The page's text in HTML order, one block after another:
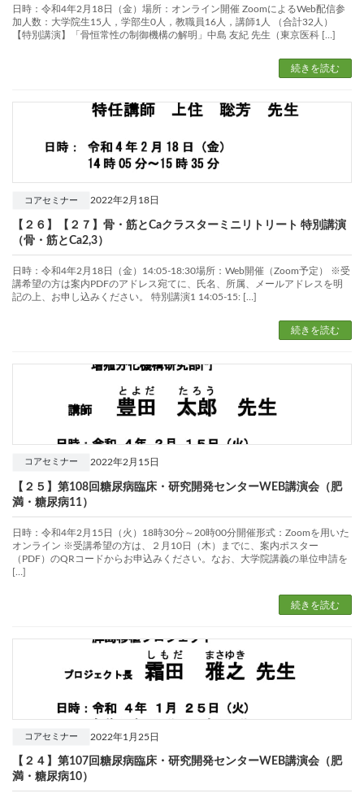
日時：令和4年2月18日（金）場所：オンライン開催 ZoomによるWeb配信参
加人数：大学院生15人，学部生0人，教職員16人，講師1人 （合計32人）
【特別講演】「骨恒常性の制御機構の解明」中島 友紀 先生（東京医科 […]
続きを読む
2022年2月18日
コアセミナー
【２６】【２７】骨・筋とCaクラスターミニリトリート 特別講演
（骨・筋とCa2,3）
日時：令和4年2月18日（金）14:05-18:30場所：Web開催（Zoom予定） ※受
講希望の方は案内PDFのアドレス宛てに、氏名、所属、メールアドレスを明
記の上、お申し込みください。 特別講演1 14:05-15: […]
続きを読む
2022年2月15日
コアセミナー
【２５】第108回糖尿病臨床・研究開発センターWEB講演会（肥
満・糖尿病11）
日時：令和4年2月15日（火）18時30分～20時00分開催形式：Zoomを用いた
オンライン ※受講希望の方は、２月10日（木）までに、案内ポスター
（PDF）のQRコードからお申込みください。なお、大学院講義の単位申請を
[…]
続きを読む
2022年1月25日
コアセミナー
【２４】第107回糖尿病臨床・研究開発センターWEB講演会（肥
満・糖尿病10）